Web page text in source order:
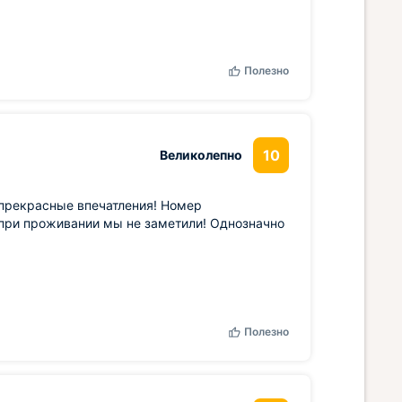
Полезно
Великолепно 10
впечатления! Номер
проживании мы не заметили! Однозначно
Полезно